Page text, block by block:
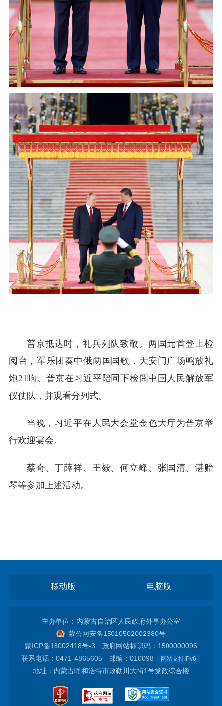
普京抵达时，礼兵列队致敬。两国元首登上检
阅台，军乐团奏中俄两国国歌，天安门广场鸣放礼
炮21响。普京在习近平陪同下检阅中国人民解放军
仪仗队，并观看分列式。
当晚，习近平在人民大会堂金色大厅为普京举
行欢迎宴会。
蔡奇、丁薛祥、王毅、何立峰、张国清、谌贻
琴等参加上述活动。
移动版 电脑版
主办单位：内蒙古自治区人民政府外事办公室
蒙公网安备15010502002380号
蒙ICP备18002418号-3 政府网站标识码：1500000096
联系电话：0471-4865605 邮编：010098
网站支持IPv6
地址：内蒙古呼和浩特市敕勒川大街1号党政综合楼